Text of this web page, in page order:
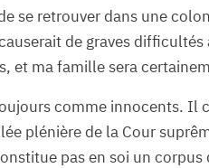
se retrouver dans une
de graves
et ma famille sera
comme innocents. Il
plénière de la Cour
pas en soi un